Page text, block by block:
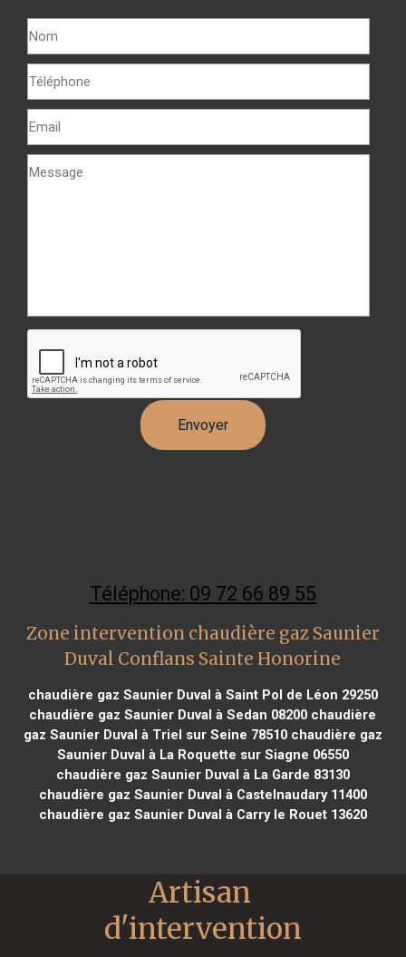
Téléphone: 09 72 66 89 55
Zone intervention chaudière gaz Saunier
Duval Conflans Sainte Honorine
chaudière gaz Saunier Duval à Saint Pol de Léon 29250
chaudière gaz Saunier Duval à Sedan 08200 chaudière
gaz Saunier Duval à Triel sur Seine 78510chaudière gaz
Saunier Duval à La Roquette sur Siagne 06550
chaudière gaz Saunier Duval à La Garde 83130
chaudière gaz Saunier Duval à Castelnaudary 11400
chaudière gaz Saunier Duval à Carry le Rouet 13620
Artisan
d'intervention